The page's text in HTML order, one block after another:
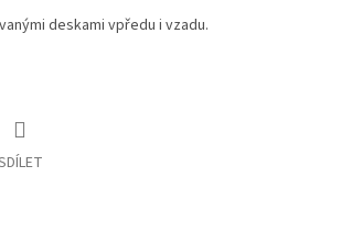
deskami vpředu i vzadu.